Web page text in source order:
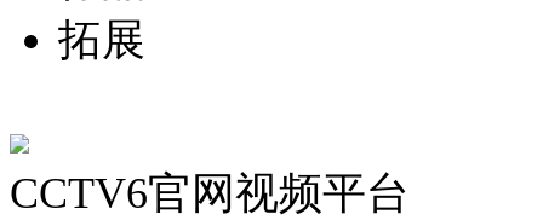
拓展
CCTV6官网视频平台